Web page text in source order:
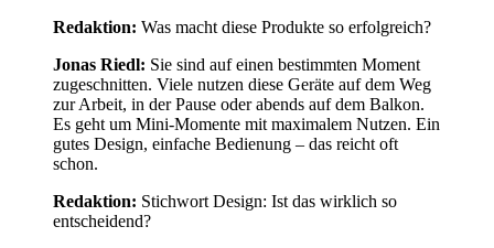
Redaktion: Was macht diese Produkte so erfolgreich?
Jonas Riedl: Sie sind auf einen bestimmten Moment
zugeschnitten. Viele nutzen diese Geräte auf dem Weg
zur Arbeit, in der Pause oder abends auf dem Balkon.
Es geht um Mini-Momente mit maximalem Nutzen. Ein
gutes Design, einfache Bedienung – das reicht oft
schon.
Redaktion: Stichwort Design: Ist das wirklich so
entscheidend?